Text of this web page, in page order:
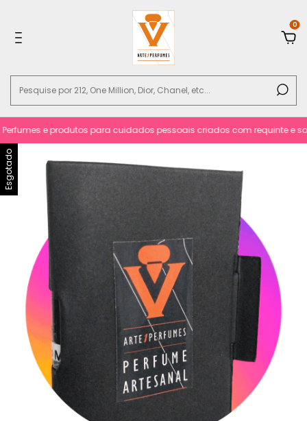
0
e produtos para cuidados pessoais criados com requinte e
Esgotado